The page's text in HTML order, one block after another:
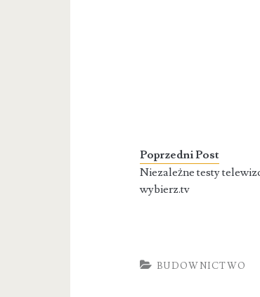
Poprzedni Post
Niezależne testy
wybierz.tv
BUDOWNICTWO